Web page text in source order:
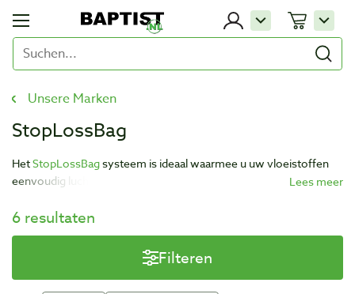
Unsere Marken
StopLossBag
HetStopLossBagsysteem is ideaal waarmee u uw vloeistoffen
eenvoudig luchtdicht kunt bewaren.
6 resultaten
Filteren